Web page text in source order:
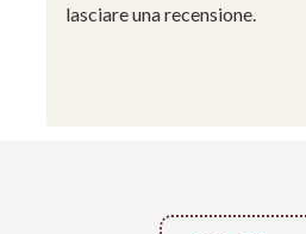
lasciare una recensione.